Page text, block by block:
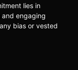
lies in
engaging
bias or vested